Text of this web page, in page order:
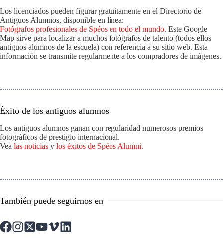
Los licenciados pueden figurar gratuitamente en el Directorio de
Antiguos Alumnos, disponible en línea:
Fotógrafos profesionales de Spéos en todo el mundo. Este Google
Map sirve para localizar a muchos fotógrafos de talento (todos ellos
antiguos alumnos de la escuela) con referencia a su sitio web. Esta
información se transmite regularmente a los compradores de imágenes.
Éxito de los antiguos alumnos
Los antiguos alumnos ganan con regularidad numerosos premios
fotográficos de prestigio internacional.
Vea las noticias y los éxitos de Spéos Alumni.
También puede seguirnos en